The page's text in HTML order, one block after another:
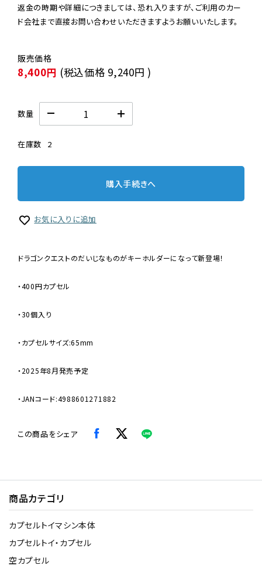
返金の時期や詳細につきましては、恐れ入りますが、ご利用のカー
ド会社まで直接お問い合わせいただきますようお願いいたします。
8,400円 (税込価格 9,240円 )
数量
在庫数 2
購入手続きへ
お気に入りに追加
ドラゴンクエストのだいじなものがキーホルダーになって新登場！
・400円カプセル
・30個入り
・カプセルサイズ:65mm
・2025年8月発売予定
・JANコード:4988601271882
この商品をシェア
商品カテゴリ
カプセルトイマシン本体
カプセルトイ・カプセル
空カプセル